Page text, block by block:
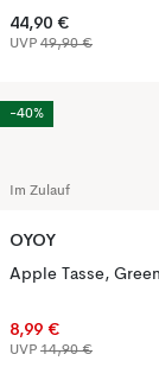
44,90 €
UVP 49,90 €
Im Zulauf
OYOY
Apple Tasse, Green
8,99 €
UVP 14,90 €
-40%